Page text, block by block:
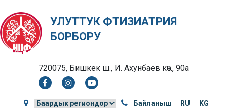
УЛУТТУК ФТИЗИАТРИЯ
БОРБОРУ
720075, Бишкек ш., И. Ахунбаев көч., 90а
Байланыш RU KG